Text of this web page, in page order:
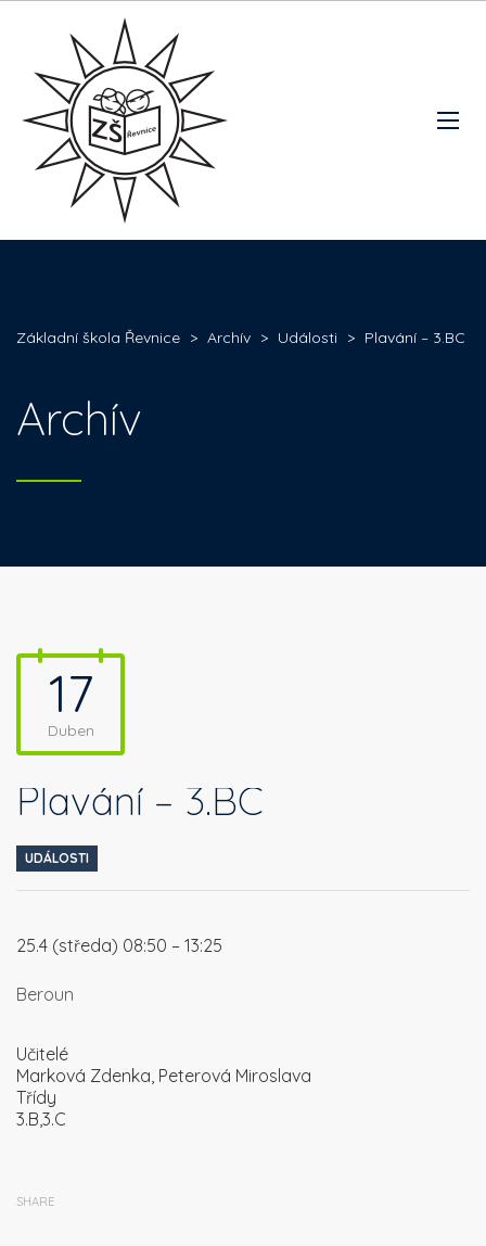
Základní škola Řevnice > Archív > Události > Plavání – 3.BC
Archív
17
Duben
Plavání – 3.BC
UDÁLOSTI
25.4 (středa) 08:50 – 13:25
Beroun
Učitelé
Marková Zdenka, Peterová Miroslava
Třídy
3.B,3.C
SHARE